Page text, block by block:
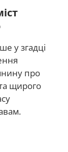
у згадці
про
щирого